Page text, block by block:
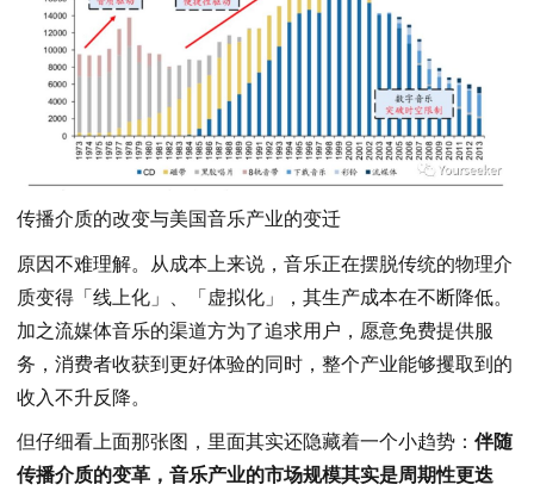
传播介质的改变与美国音乐产业的变迁
原因不难理解。从成本上来说，音乐正在摆脱传统的物理介
质变得「线上化」、「虚拟化」，其生产成本在不断降低。
加之流媒体音乐的渠道方为了追求用户，愿意免费提供服
务，消费者收获到更好体验的同时，整个产业能够攫取到的
收入不升反降。
但仔细看上面那张图，里面其实还隐藏着一个小趋势： 伴随
传播介质的变革，音乐产业的市场规模其实是周期性更迭